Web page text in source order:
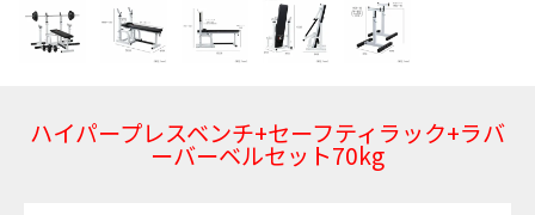
ハイパープレスベンチ+セーフティラック+ラバ
ーバーベルセット70kg